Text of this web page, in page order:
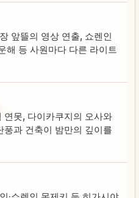
앞뜰의 영상 연출, 쇼렌인
해 등 사원마다 다른 라이트
연못, 다이카쿠지의 오사와
과 건축이 밤만의 깊이를